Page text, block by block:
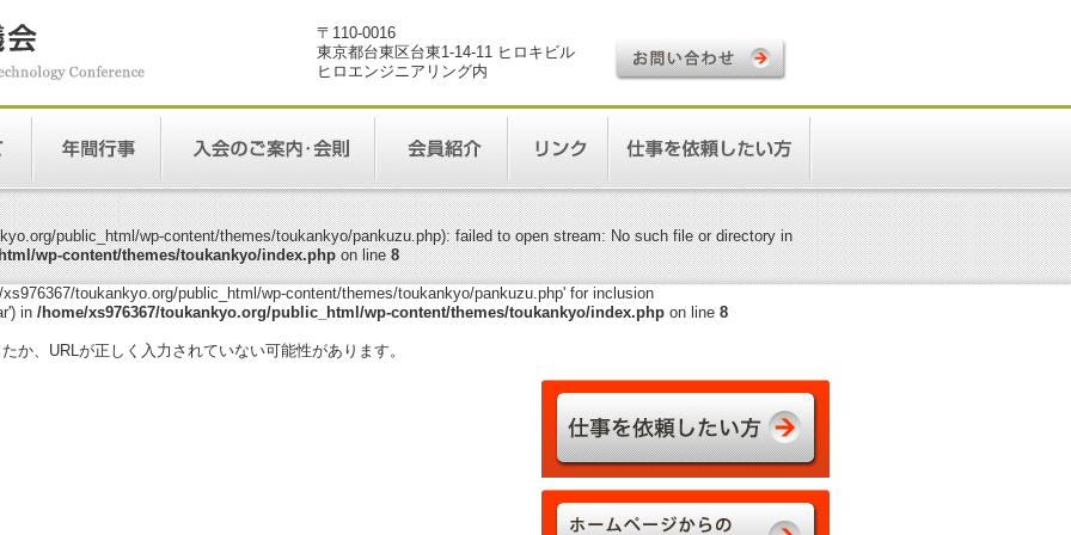
〒110-0016
東京都台東区台東1-14-11 ヒロキビル
ヒロエンジニアリング内
public_html/wp-content/themes/toukankyo/pankuzu.php): failed to open stream: No such file or directory in
wp-content/themes/toukankyo/index.phpon line8
toukankyo.org/public_html/wp-content/themes/toukankyo/pankuzu.php' for inclusion
in /home/xs976367/toukankyo.org/public_html/wp-content/themes/toukankyo/index.phpon line 8
か、URLが正しく入力されていない可能性があります。